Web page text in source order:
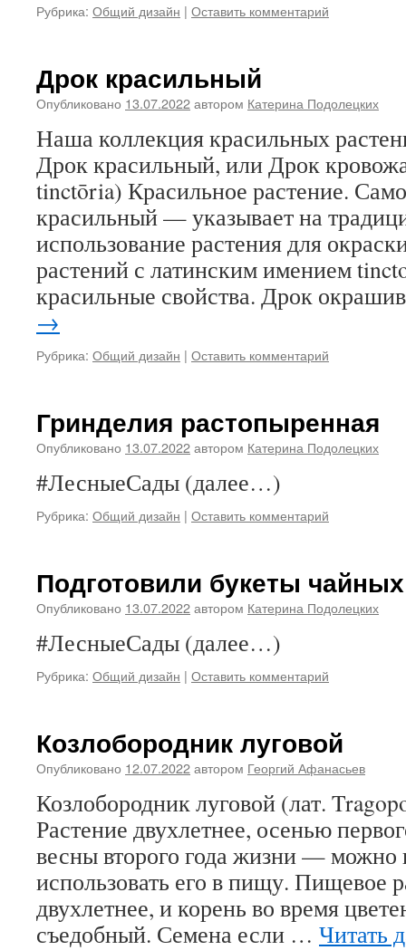
Рубрика: Общий дизайн | Оставить комментарий
Дрок красильный
Опубликовано 13.07.2022автором Катерина Подолецких
Наша коллекция красильных
Дрок красильный, или Дрок
tinctōria) Красильное растение.
красильный — указывает на
использование растения для
растений с латинским имением
красильные свойства. Дрок
→
Рубрика: Общий дизайн | Оставить комментарий
Гринделия растопыренная
Опубликовано 13.07.2022автором Катерина Подолецких
#ЛесныеСады (далее…)
Рубрика: Общий дизайн | Оставить комментарий
Подготовили букеты
Опубликовано 13.07.2022автором Катерина Подолецких
#ЛесныеСады (далее…)
Рубрика: Общий дизайн | Оставить комментарий
Козлобородник луговой
Опубликовано 12.07.2022автором Георгий Афанасьев
Козлобородник луговой (лат.
Растение двухлетнее, осенью
весны второго года жизни — можно
использовать его в пищу. Пищевое
двухлетнее, и корень во время
съедобный. Семена если … Читать